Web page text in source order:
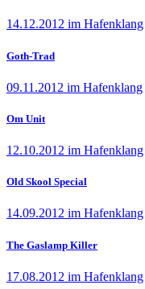
14.12.2012 im Hafenklang
Goth-Trad
09.11.2012 im Hafenklang
Om Unit
12.10.2012 im Hafenklang
Old Skool Special
14.09.2012 im Hafenklang
The Gaslamp Killer
17.08.2012 im Hafenklang